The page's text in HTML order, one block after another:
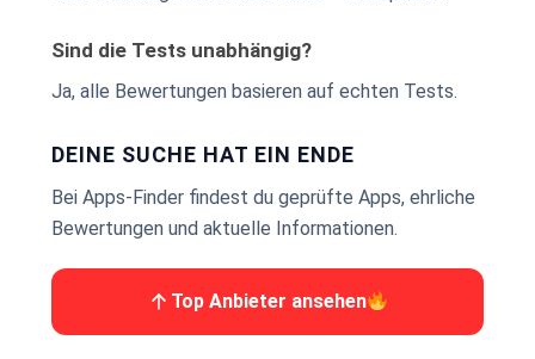
Sind die Tests unabhängig?
Ja, alle Bewertungen basieren auf echten Tests.
DEINE SUCHE HAT EIN ENDE
Bei Apps-Finder findest du geprüfte Apps, ehrliche
Bewertungen und aktuelle Informationen.
Top Anbieter ansehen